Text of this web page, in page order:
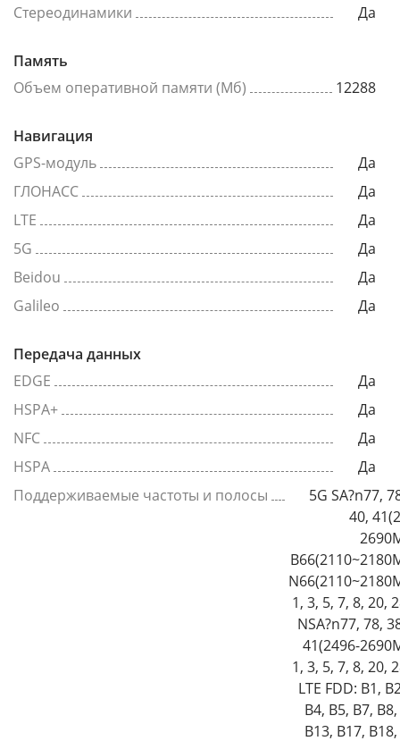
Стереодинамики
Да
Память
Объем оперативной памяти (Мб)
12288
Навигация
GPS-модуль
Да
ГЛОНАСС
Да
LTE
Да
5G
Да
Beidou
Да
Galileo
Да
Передача данных
EDGE
Да
HSPA+
Да
NFC
Да
HSPA
Да
Поддерживаемые частоты и полосы
5G SA?n77,
40,
1, 3, 5, 7, 8, 20,
NSA?n77, 78,
41(2496-
1, 3, 5, 7, 8, 20,
LTE FDD: B1,
B4, B5, B7,
B13, B17,